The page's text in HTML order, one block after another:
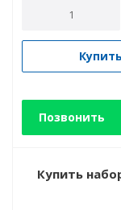
Позвонить
Купить